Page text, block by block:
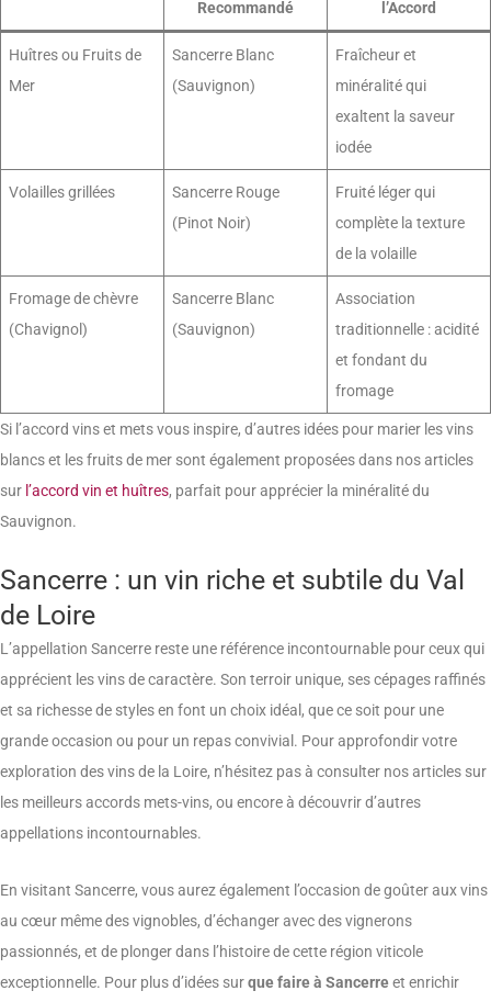
Recommandé
l’Accord
Huîtres ou Fruits de
Mer
Sancerre Blanc
(Sauvignon)
Fraîcheur et
minéralité qui
exaltent la saveur
iodée
Volailles grillées
Sancerre Rouge
(Pinot Noir)
Fruité léger qui
complète la texture
de la volaille
Fromage de chèvre
(Chavignol)
Sancerre Blanc
(Sauvignon)
Association
traditionnelle : acidité
et fondant du
fromage
Si l’accord vins et mets vous inspire, d’autres idées pour marier les vins
blancs et les fruits de mer sont également proposées dans nos articles
sur l’accord vin et huîtres, parfait pour apprécier la minéralité du
Sauvignon.
Sancerre : un vin riche et subtile du Val
de Loire
L’appellation Sancerre reste une référence incontournable pour ceux qui
apprécient les vins de caractère. Son terroir unique, ses cépages raffinés
et sa richesse de styles en font un choix idéal, que ce soit pour une
grande occasion ou pour un repas convivial. Pour approfondir votre
exploration des vins de la Loire, n’hésitez pas à consulter nos articles sur
les meilleurs accords mets-vins, ou encore à découvrir d’autres
appellations incontournables.
En visitant Sancerre, vous aurez également l’occasion de goûter aux vins
au cœur même des vignobles, d’échanger avec des vignerons
passionnés, et de plonger dans l’histoire de cette région viticole
exceptionnelle. Pour plus d’idées surque faire à Sancerreet enrichir